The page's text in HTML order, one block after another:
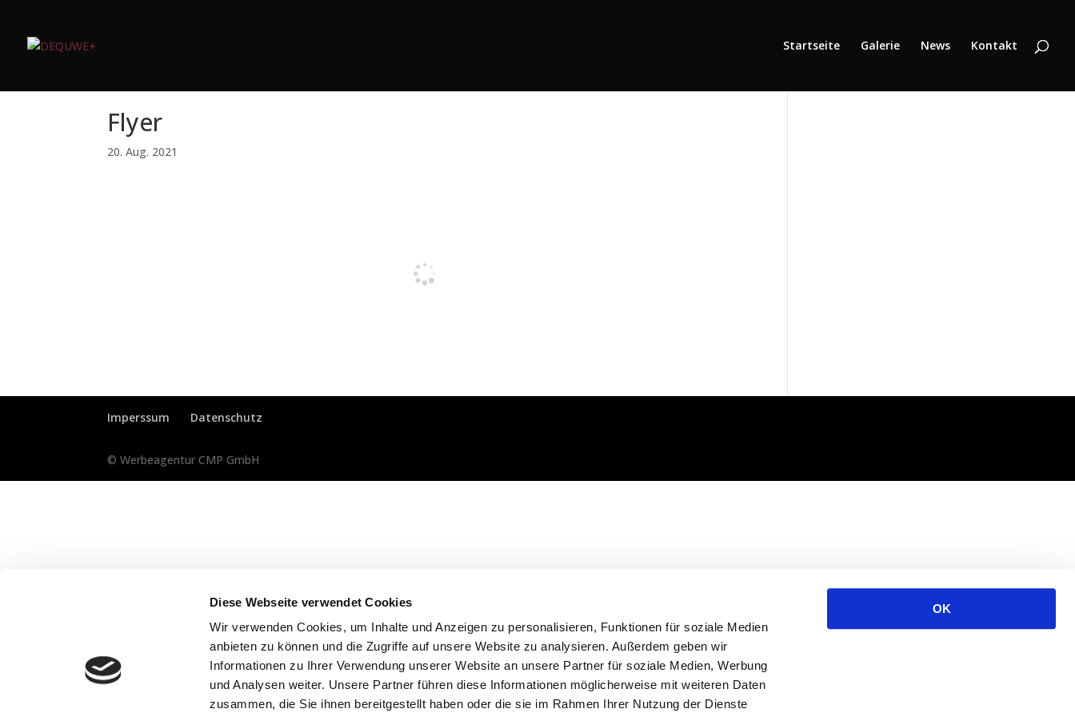
Diese Webseite verwendet Cookies
Wir verwenden Cookies, um Inhalte und Anzeigen zu personalisieren, Funktionen für soziale Medien
anbieten zu können und die Zugriffe auf unsere Website zu analysieren. Außerdem geben wir
Informationen zu Ihrer Verwendung unserer Website an unsere Partner für soziale Medien, Werbung
und Analysen weiter. Unsere Partner führen diese Informationen möglicherweise mit weiteren Daten
zusammen, die Sie ihnen bereitgestellt haben oder die sie im Rahmen Ihrer Nutzung der Dienste
OK
Startseite Galerie News Kontakt
Flyer
20. Aug. 2021
Imperssum Datenschutz
© Werbeagentur CMP GmbH